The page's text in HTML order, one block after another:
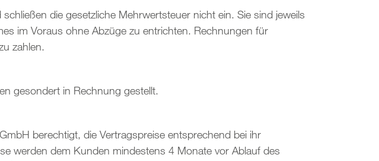
die gesetzliche Mehrwertsteuer nicht ein. Sie sind jeweils
im Voraus ohne Abzüge zu entrichten. Rechnungen für
zahlen.
gesondert in Rechnung gestellt.
GmbH berechtigt, die Vertragspreise entsprechend bei ihr
werden dem Kunden mindestens 4 Monate vor Ablauf des